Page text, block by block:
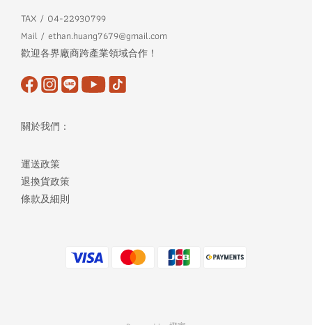
TAX / 04-22930799
Mail / ethan.huang7679@gmail.com
歡迎各界廠商跨產業領域合作！
關於我們：
運送政策
退換貨政策
條款及細則